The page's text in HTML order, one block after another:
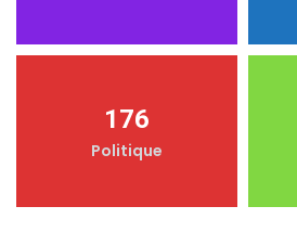
176
Politique